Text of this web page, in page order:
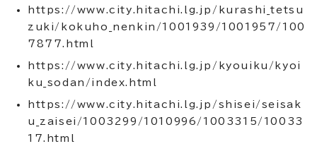
https://www.city.hitachi.lg.jp/kurashi_tetsu
zuki/kokuho_nenkin/1001939/1001957/100
7877.html
https://www.city.hitachi.lg.jp/kyouiku/kyoi
ku_sodan/index.html
https://www.city.hitachi.lg.jp/shisei/seisak
u_zaisei/1003299/1010996/1003315/10033
17.html